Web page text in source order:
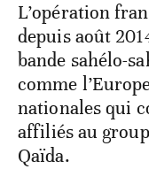
L’opération
depuis août
bande sahélo-
comme
nationales qui
affiliés au
Qaïda.